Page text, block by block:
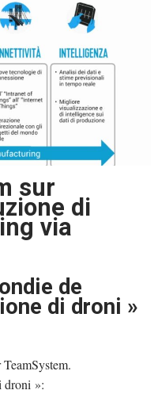
sur
di
via
de
di droni »
droni »: